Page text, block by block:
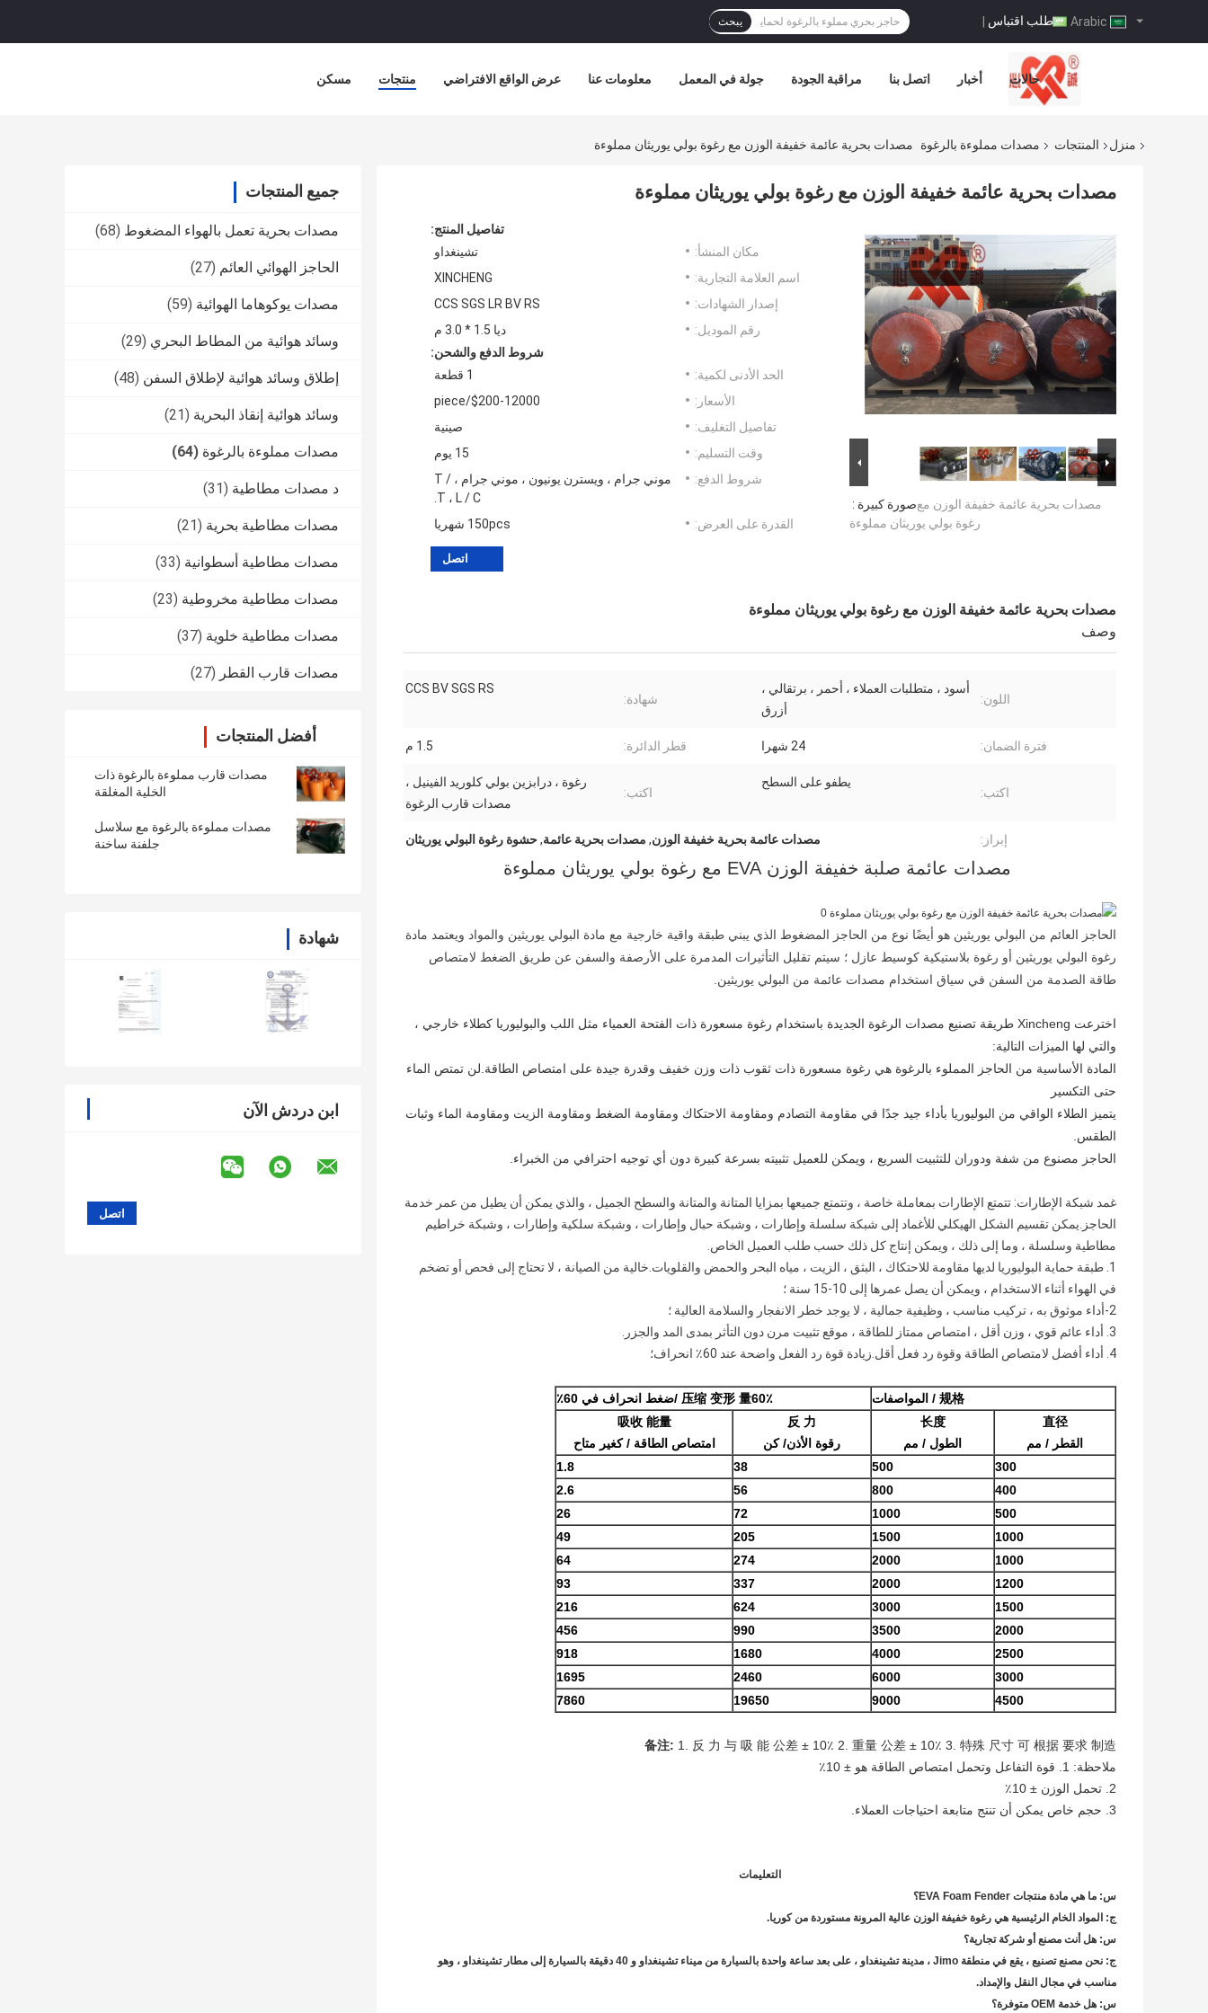
طلب اقتباس | يبحث
مسكن منتجات عرض الواقع الافتراضي معلومات عنا جولة في المعمل مراقبة الجودة اتصل بنا أخبار حالات
منزل المنتجات مصدات مملوءة بالرغوة مصدات بحرية عائمة خفيفة الوزن مع رغوة بولي يوريثان مملوءة
جميع المنتجات
مصدات بحرية تعمل بالهواء المضغوط (68)
الحاجز الهوائي العائم (27)
مصدات يوكوهاما الهوائية (59)
وسائد هوائية من المطاط البحري (29)
إطلاق وسائد هوائية لإطلاق السفن (48)
وسائد هوائية إنقاذ البحرية (21)
مصدات مملوءة بالرغوة (64)
د مصدات مطاطية (31)
مصدات مطاطية بحرية (21)
مصدات مطاطية أسطوانية (33)
مصدات مطاطية مخروطية (23)
مصدات مطاطية خلوية (37)
مصدات قارب القطر (27)
أفضل المنتجات
مصدات قارب مملوءة بالرغوة ذات
الخلية المغلقة
مصدات مملوءة بالرغوة مع سلاسل
جلفنة ساخنة
شهادة
ابن دردش الآن
مصدات بحرية عائمة خفيفة الوزن مع رغوة بولي يوريثان مملوءة
صورة كبيرة :مصدات بحرية عائمة خفيفة الوزن مع
رغوة بولي يوريثان مملوءة
تفاصيل المنتج:
مكان المنشأ:
تشينغداو
اسم العلامة التجارية:
XINCHENG
إصدار الشهادات:
CCS SGS LR BV RS
رقم الموديل:
ديا 1.5 * 3.0 م
شروط الدفع والشحن:
الحد الأدنى لكمية:
1 قطعة
الأسعار:
$200-12000/piece
تفاصيل التغليف:
صينية
وقت التسليم:
15 يوم
شروط الدفع:
موني جرام ، ويسترن يونيون ، موني جرام ، T /
T ، L / C.
القدرة على العرض:
150pcs شهريا
اتصل
مصدات بحرية عائمة خفيفة الوزن مع رغوة بولي يوريثان مملوءة
وصف
اللون:
أسود ، متطلبات العملاء ، أحمر ، برتقالي ،
أزرق
شهادة:
CCS BV SGS RS
فترة الضمان: 24 شهرا قطر الدائرة: 1.5 م
اكتب:
يطفو على السطح
اكتب:
رغوة ، درابزين بولي كلوريد الفينيل ،
مصدات قارب الرغوة
إبراز: مصدات عائمة بحرية خفيفة الوزن, مصدات بحرية عائمة,حشوة رغوة البولي يوريثان
مصدات عائمة صلبة خفيفة الوزن EVA مع رغوة بولي يوريثان مملوءة
الحاجز العائم من البولي يوريثين هو أيضًا نوع من الحاجز المضغوط الذي يبني طبقة واقية خارجية مع مادة البولي يوريثين والمواد ويعتمد مادة
رغوة البولي يوريثين أو رغوة بلاستيكية كوسيط عازل ؛ سيتم تقليل التأثيرات المدمرة على الأرصفة والسفن عن طريق الضغط لامتصاص
طاقة الصدمة من السفن في سياق استخدام مصدات عائمة من البولي يوريثين.
اخترعت Xincheng طريقة تصنيع مصدات الرغوة الجديدة باستخدام رغوة مسعورة ذات الفتحة العمياء مثل اللب والبوليوريا كطلاء خارجي ،
والتي لها الميزات التالية:
المادة الأساسية من الحاجز المملوء بالرغوة هي رغوة مسعورة ذات ثقوب ذات وزن خفيف وقدرة جيدة على امتصاص الطاقة.لن تمتص الماء
حتى التكسير
يتميز الطلاء الواقي من البوليوريا بأداء جيد جدًا في مقاومة التصادم ومقاومة الاحتكاك ومقاومة الضغط ومقاومة الزيت ومقاومة الماء وثبات
الطقس.
الحاجز مصنوع من شفة ودوران للتثبيت السريع ، ويمكن للعميل تثبيته بسرعة كبيرة دون أي توجيه احترافي من الخبراء.
غمد شبكة الإطارات: تتمتع الإطارات بمعاملة خاصة ، وتتمتع جميعها بمزايا المتانة والمتانة والسطح الجميل ، والذي يمكن أن يطيل من عمر خدمة
الحاجز.يمكن تقسيم الشكل الهيكلي للأغماد إلى شبكة سلسلة وإطارات ، وشبكة حبال وإطارات ، وشبكة سلكية وإطارات ، وشبكة خراطيم
مطاطية وسلسلة ، وما إلى ذلك ، ويمكن إنتاج كل ذلك حسب طلب العميل الخاص.
1. طبقة حماية البوليوريا لديها مقاومة للاحتكاك ، البثق ، الزيت ، مياه البحر والحمض والقلويات.خالية من الصيانة ، لا تحتاج إلى فحص أو تضخم
في الهواء أثناء الاستخدام ، ويمكن أن يصل عمرها إلى 10-15 سنة ؛
2-أداء موثوق به ، تركيب مناسب ، وظيفية جمالية ، لا يوجد خطر الانفجار والسلامة العالية ؛
3. أداء عائم قوي ، وزن أقل ، امتصاص ممتاز للطاقة ، موقع تثبيت مرن دون التأثر بمدى المد والجزر.
4. أداء أفضل لامتصاص الطاقة وقوة رد فعل أقل.زيادة قوة رد الفعل واضحة عند 60٪ انحراف؛
规格 / المواصفات 压缩 变形 量60٪ / ضغط انحراف في 60٪
直径
القطر / مم
长度
الطول / مم
反 力
ر قوة الأذن/ كن
吸收 能量
امتصاص الطاقة/ كغير متاح
300
500
38
1.8
400
800
56
2.6
500
1000
72
26
1000
1500
205
49
1000
2000
274
64
1200
2000
337
93
1500
3000
624
216
2000
3500
990
456
2500
4000
1680
918
3000
6000
2460
1695
4500
9000
19650
7860
备注: 1. 反 力 与 吸 能 公差 ± 10٪ 2. 重量 公差 ± 10٪ 3. 特殊 尺寸 可 根据 要求 制造
ملاحظة: 1. قوة التفاعل وتحمل امتصاص الطاقة هو ± 10٪
2. تحمل الوزن ± 10٪
3. حجم خاص يمكن أن تنتج متابعة احتياجات العملاء.
التعليمات
س: ما هي مادة منتجات EVA Foam Fender؟
ج: المواد الخام الرئيسية هي رغوة خفيفة الوزن عالية المرونة مستوردة من كوريا.
س: هل أنت مصنع أو شركة تجارية؟
ج: نحن مصنع تصنيع ، يقع في منطقة Jimo ، مدينة تشينغداو ، على بعد ساعة واحدة بالسيارة من ميناء تشينغداو و 40 دقيقة بالسيارة إلى مطار تشينغداو ، وهو
مناسب في مجال النقل والإمداد.
س: هل خدمة OEM متوفرة؟